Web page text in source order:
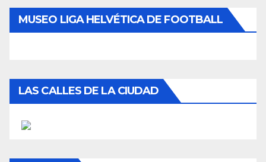
MUSEO LIGA HELVÉTICA DE FOOTBALL
LAS CALLES DE LA CIUDAD